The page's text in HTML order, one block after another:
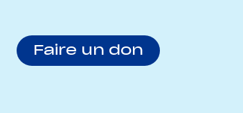
Faire un don